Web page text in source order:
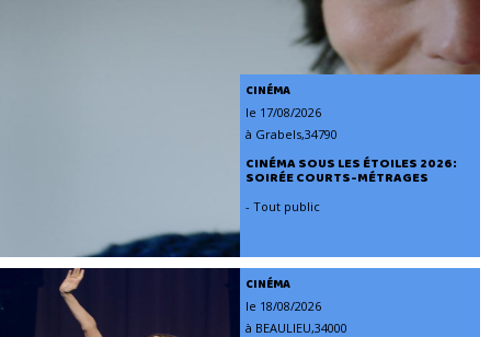
CINÉMA
le 17/08/2026
à Grabels,34790
CINÉMA SOUS LES ÉTOILES 2026:
SOIRÉE COURTS-MÉTRAGES
- Tout public
CINÉMA
le 18/08/2026
à BEAULIEU,34000